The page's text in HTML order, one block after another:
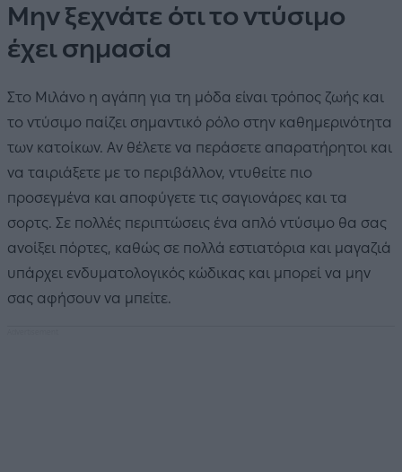
Μην ξεχνάτε ότι το ντύσιμο
έχει σημασία
Στο Μιλάνο η αγάπη για τη μόδα είναι τρόπος ζωής και
το ντύσιμο παίζει σημαντικό ρόλο στην καθημερινότητα
των κατοίκων. Αν θέλετε να περάσετε απαρατήρητοι και
να ταιριάξετε με το περιβάλλον, ντυθείτε πιο
προσεγμένα και αποφύγετε τις σαγιονάρες και τα
σορτς. Σε πολλές περιπτώσεις ένα απλό ντύσιμο θα σας
ανοίξει πόρτες, καθώς σε πολλά εστιατόρια και μαγαζιά
υπάρχει ενδυματολογικός κώδικας και μπορεί να μην
σας αφήσουν να μπείτε.